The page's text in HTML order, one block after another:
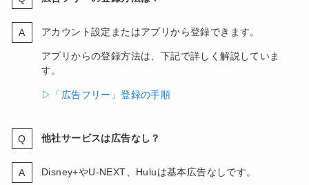
アカウント設定またはアプリから登録できます。
アプリからの登録方法は、下記で詳しく解説していま
す。
▷「広告フリー」登録の手順
他社サービスは広告なし？
Disney+やU-NEXT、Huluは基本広告なしです。